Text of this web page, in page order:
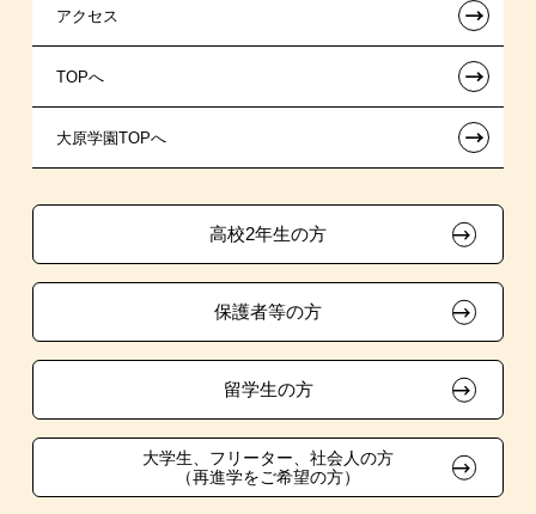
東京経営大学 学士取得コース
提携教育ローン
新聞奨学生
試験による特待生制度
指定校推薦入学
指定校自己推薦入学
特別推薦入学
生徒会活動推薦入学
在校生・卒業生紹介推薦入学
大学生・短期大学生特別入学
学費
夢を叶えた先輩たち
施設・研修所
学生寮・マンションのご案内
大原学園グループ案内
お知らせ・新着情報
在校生へのお知らせ
各種証明書の発行ご希望の方
採用ご担当の方
アクセス ←
TOPへ ←
大原学園TOPへ ←
高校2年生の方
保護者等の方
留学生の方
大学生、フリーター、社会人の方
（再進学をご希望の方）